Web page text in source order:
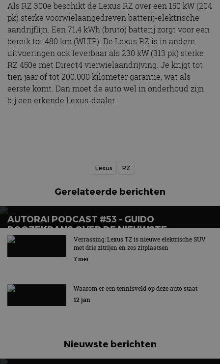
Als RZ 300e beschikt de Lexus RZ over een 150 kW (204
pk) sterke voorwielaangedreven batterij-elektrische
aandrijflijn. Een 71,4 kWh (bruto) batterij zorgt voor een
bereik tot 480 km (WLTP). De Lexus RZ is in andere
uitvoeringen ook leverbaar als 230 kW (313 pk) sterke
RZ 450e met Direct4 vierwielaandrijving. Je krijgt tot
tien jaar of tot 200.000 kilometer garantie, wat als
eerste komt. Dan moet de auto wel in onderhoud zijn
bij een erkende Lexus-dealer.
Lexus RZ
Gerelateerde berichten
AUTORAI PODCAST #53 – GUIDO
ROOZEKRANS OVER DE NIEUWSTE
ELEKTRISCHE MODELLEN VAN TOYOTA EN
Verrassing: Lexus TZ is nieuwe elektrische SUV
met drie zitrijen en zes zitplaatsen
7 mei
Waarom er een tennisveld op deze auto staat
12 jan
Nieuwste berichten